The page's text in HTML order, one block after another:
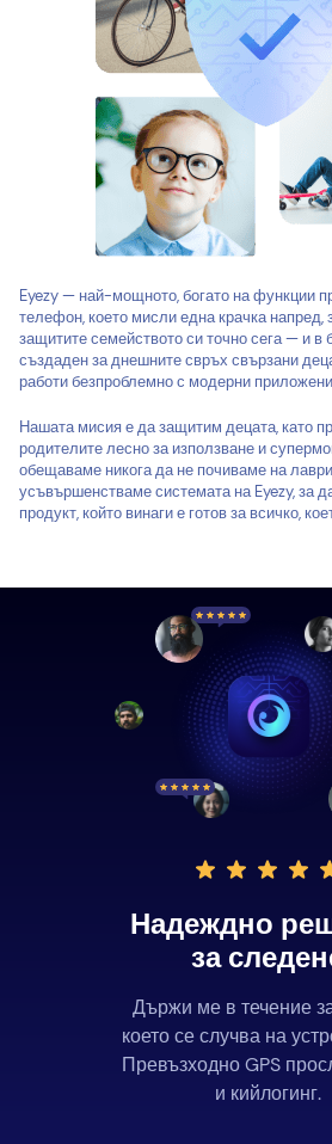
Eyezy — най-мощното, богато на функции
телефон, което мисли една крачка напред,
защитите семейството си точно сега — и в
създаден за днешните свръх свързани
работи безпроблемно с модерни
Нашата мисия е да защитим децата, като
родителите лесно за използване и
обещаваме никога да не почиваме на
усъвършенстваме системата на Eyezy, за
продукт, който винаги е готов за всичко,
Надеждно
за
Държи ме в течение
което се случва на
Превъзходно GPS
и кийлогинг.